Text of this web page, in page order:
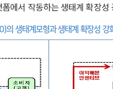
에서 작동하는 생태계 확장